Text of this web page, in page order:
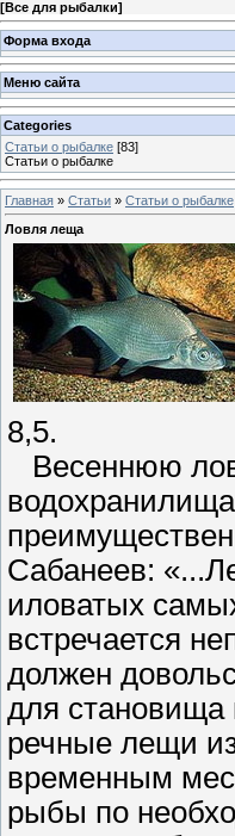
[Все для рыбалки]
Форма входа
Меню сайта
Categories
Статьи о рыбалке [83]
Статьи о рыбалке
Главная » Статьи » Статьи о рыбалке
Ловля леща
8,5.
Весеннюю
Сабанеев:
иловатых
встречается
должен
для становища
речные лещи
временным
рыбы по